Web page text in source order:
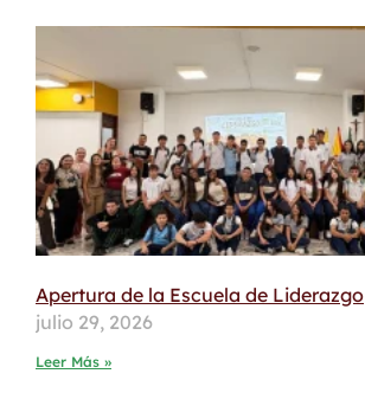
Apertura de la Escuela de Liderazgo
julio 29, 2026
Leer Más »